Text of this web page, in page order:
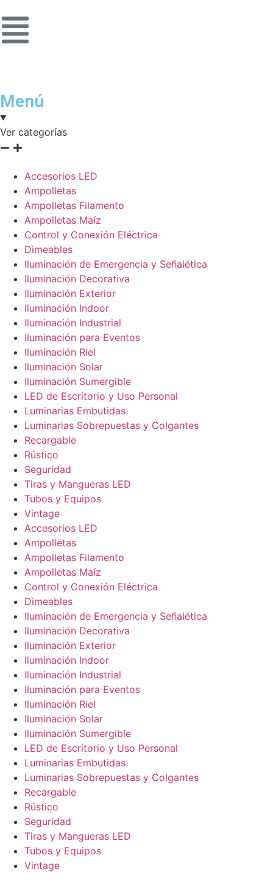
Menú
Ver categorías
Accesorios LED
Ampolletas
Ampolletas Filamento
Ampolletas Maíz
Control y Conexión Eléctrica
Dimeables
Iluminación de Emergencia y Señalética
Iluminación Decorativa
Iluminación Exterior
Iluminación Indoor
Iluminación Industrial
Iluminación para Eventos
Iluminación Riel
Iluminación Solar
Iluminación Sumergible
LED de Escritorio y Uso Personal
Luminarias Embutidas
Luminarias Sobrepuestas y Colgantes
Recargable
Rústico
Seguridad
Tiras y Mangueras LED
Tubos y Equipos
Vintage
Accesorios LED
Ampolletas
Ampolletas Filamento
Ampolletas Maíz
Control y Conexión Eléctrica
Dimeables
Iluminación de Emergencia y Señalética
Iluminación Decorativa
Iluminación Exterior
Iluminación Indoor
Iluminación Industrial
Iluminación para Eventos
Iluminación Riel
Iluminación Solar
Iluminación Sumergible
LED de Escritorio y Uso Personal
Luminarias Embutidas
Luminarias Sobrepuestas y Colgantes
Recargable
Rústico
Seguridad
Tiras y Mangueras LED
Tubos y Equipos
Vintage